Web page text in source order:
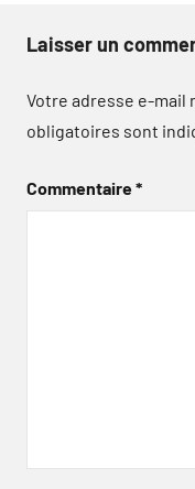
Laisser un
Votre adresse e-mail
obligatoires sont
Commentaire*